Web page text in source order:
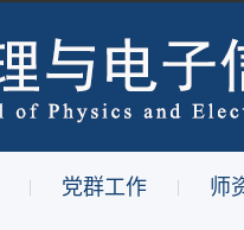
| 党群工作 | 师